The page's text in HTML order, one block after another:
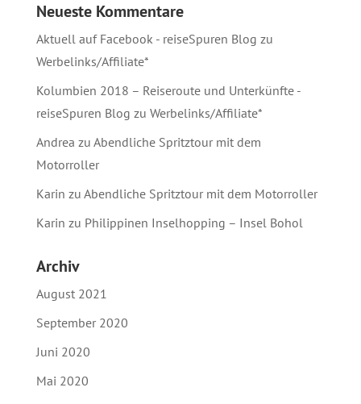
Neueste Kommentare
Aktuell auf Facebook - reiseSpuren Blog zu
Werbelinks/Affiliate*
Kolumbien 2018 – Reiseroute und Unterkünfte -
reiseSpuren Blog zu Werbelinks/Affiliate*
Andrea zu Abendliche Spritztour mit dem
Motorroller
Karin zu Abendliche Spritztour mit dem Motorroller
Karin zu Philippinen Inselhopping – Insel Bohol
Archiv
August 2021
September 2020
Juni 2020
Mai 2020